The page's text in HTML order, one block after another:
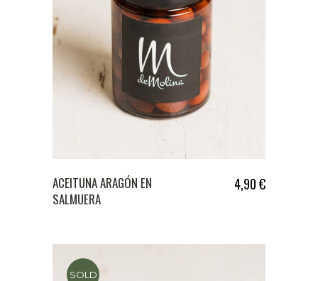
ACEITUNA ARAGÓN EN
SALMUERA
4,90€
SOLD